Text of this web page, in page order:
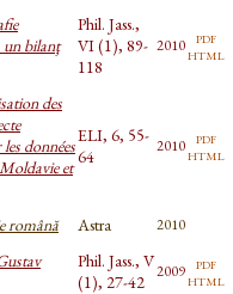
un bilanţ
Phil. Jass.,
VI (1), 89-
118
2010 pdf
html
des
données
et
ELI, 6, 55-
64
2010 pdf
html
română Astra 2010
Phil. Jass., V
(1), 27-42
2009 pdf
html